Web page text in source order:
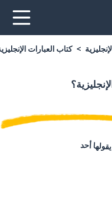
كتاب العبارات
أحد